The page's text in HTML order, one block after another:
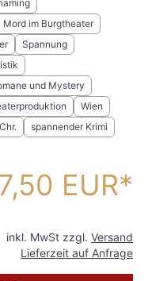
Mord im Burgtheater
Spannung
und Mystery
Wien
spannender Krimi
EUR
inkl. MwSt zzgl. Versand
Lieferzeit auf Anfrage